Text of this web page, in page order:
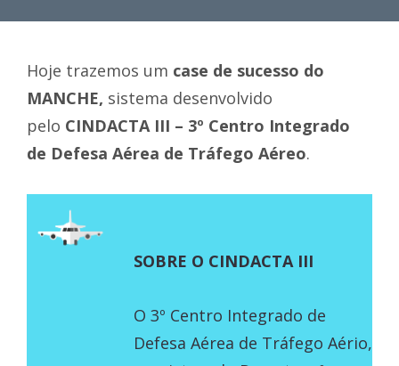
Hoje trazemos um case de sucesso do
MANCHE, sistema desenvolvido
pelo CINDACTA III – 3º Centro Integrado
de Defesa Aérea de Tráfego Aéreo.
SOBRE O CINDACTA III
O 3º Centro Integrado de
Defesa Aérea de Tráfego Aério,